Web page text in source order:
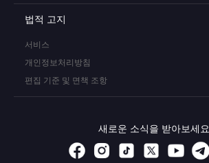
법적 고지
서비스
개인정보처리방침
편집 기준 및 면책 조항
새로운 소식을 받아보세요